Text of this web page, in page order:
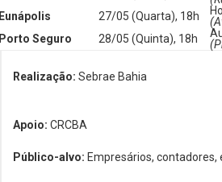
Eunápolis
27/05 (Quarta), 18h
Porto Seguro
28/05 (Quinta), 18h
Realização: Sebrae Bahia
Apoio: CRCBA
Público-alvo: Empresários, contadores,